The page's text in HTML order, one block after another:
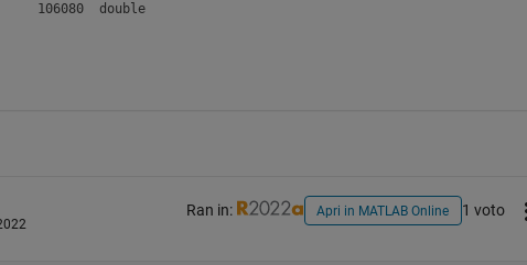
106080  double
Ran in: Apri in MATLAB Online 1 voto